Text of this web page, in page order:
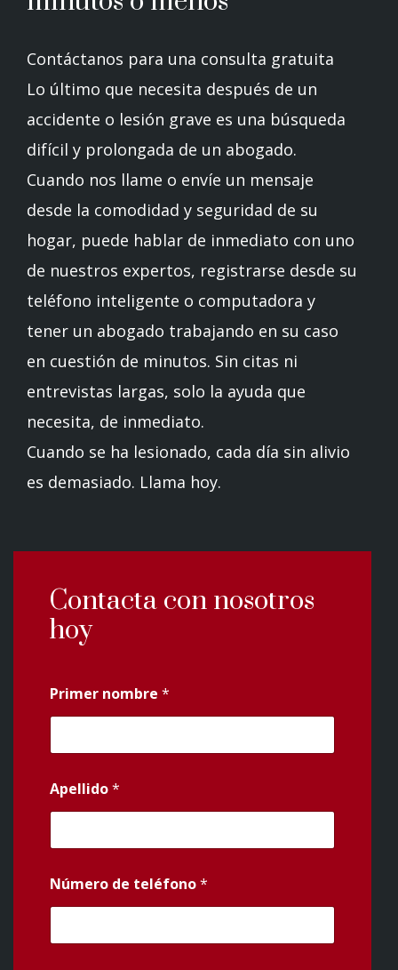
Contáctanos para una consulta gratuita
Lo último que necesita después de un
accidente o lesión grave es una búsqueda
difícil y prolongada de un abogado.
Cuando nos llame o envíe un mensaje
desde la comodidad y seguridad de su
hogar, puede hablar de inmediato con uno
de nuestros expertos, registrarse desde su
teléfono inteligente o computadora y
tener un abogado trabajando en su caso
en cuestión de minutos. Sin citas ni
entrevistas largas, solo la ayuda que
necesita, de inmediato.
Cuando se ha lesionado, cada día sin alivio
es demasiado. Llama hoy.
Contacta con nosotros
hoy
Primer nombre *
Apellido*
Número de teléfono*